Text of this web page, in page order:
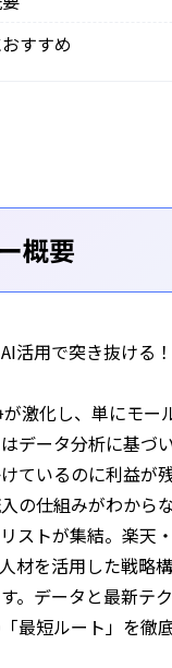
すすめ
概要
活用で突き抜ける
が激化し、単にモ
データ分析に基づ
けているのに利益
の仕組みがわか
ストが集結。楽天
材を活用した戦略
。データと最新テ
最短ルート」を徹